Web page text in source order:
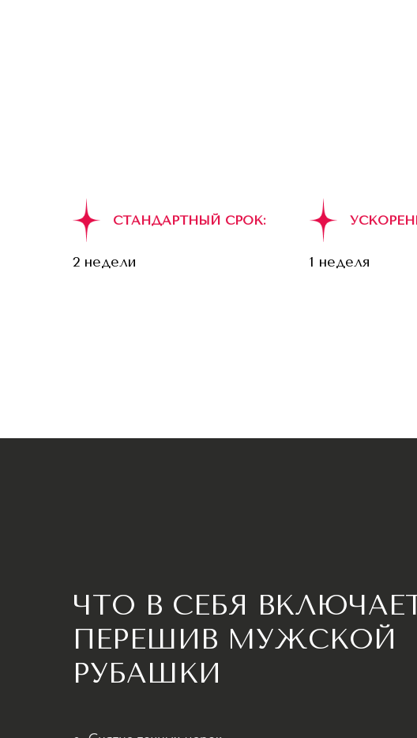
СТАНДАРТНЫЙ СРОК:
2 недели 1 неделя
ЧТО В СЕБЯ
ПЕРЕШИВ МУЖСКОЙ
РУБАШКИ